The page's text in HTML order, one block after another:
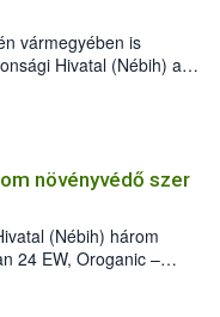
vármegyében is
Hivatal (Nébih) a
jelenlétét. A
meg, de már fertőzött
a szlovák
megállítása érdekében.
növényvédő szer
(Nébih) három
24 EW, Oroganic –
szüretet követően,